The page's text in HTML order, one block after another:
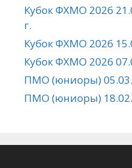
Кубок ФХМО 2026
г.
Кубок ФХМО 2026
Кубок ФХМО 2026
ПМО (юниоры)
ПМО (юниоры)